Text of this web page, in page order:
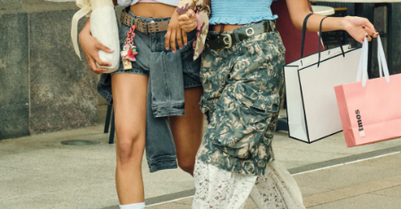
アディダス ピックアップ
ライフスタイルランニング
その他
すべてのウェア
すべてのバッグ
アディダス ピックアップ
ライフスタイルランニング
アンダーウェア
水着
その他
すべてのウェア
すべてのバッグ